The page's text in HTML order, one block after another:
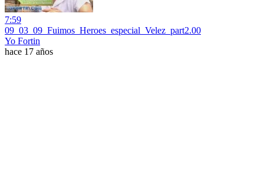
7:59
09_03_09_Fuimos_Heroes_especial_Velez_part2.00
Yo Fortin
hace 17 años